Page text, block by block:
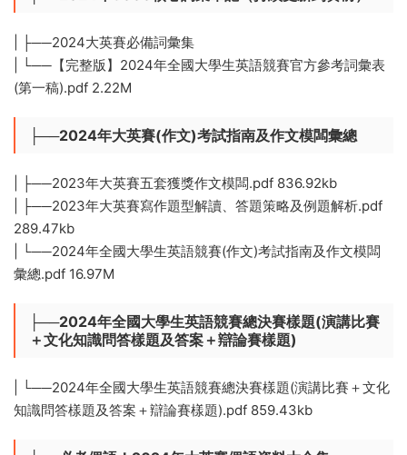
| ├──2024大英賽必備詞彙集
| └──【完整版】2024年全國大學生英語競賽官方參考詞彙表
(第一稿).pdf 2.22M
├──2024年大英賽(作文)考試指南及作文模闆彙總
| ├──2023年大英賽五套獲獎作文模闆.pdf 836.92kb
| ├──2023年大英賽寫作題型解讀、答題策略及例題解析.pdf
289.47kb
| └──2024年全國大學生英語競賽(作文)考試指南及作文模闆
彙總.pdf 16.97M
├──2024年全國大學生英語競賽總決賽樣題(演講比賽
＋文化知識問答樣題及答案＋辯論賽樣題)
| └──2024年全國大學生英語競賽總決賽樣題(演講比賽＋文化
知識問答樣題及答案＋辯論賽樣題).pdf 859.43kb